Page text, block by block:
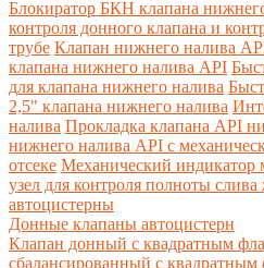
Блокиратор БКН клапана
контроля донного клапана и
трубе Клапан нижнего налива
клапана нижнего налива API
для клапана нижнего налива
2,5" клапана нижнего налива
налива Прокладка клапана API
нижнего налива API с
отсеке Механический индикатор
узел для контроля полноты слива
автоцистерны
Донные клапаны автоцистерн
Клапан донный с квадратным
сбалансированный с